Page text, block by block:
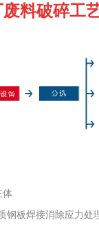
料破碎工
体
钢板焊接消除应力处